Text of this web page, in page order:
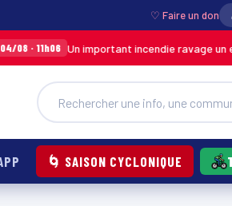
♡ Faire un don
Un important incendie ravage un entrepôt de
🌀 SAISON CYCLONIQUE